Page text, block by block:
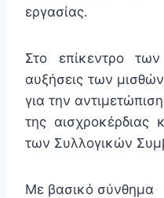
εργασίας.
Στο επίκεντρο των
αυξήσεις των
για την
της
των Συλλογικών
Με βασικό σύνθημα